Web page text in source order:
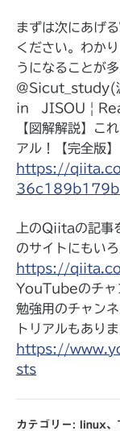
まずは次にあげ
ください。わか
うになることが多
@Sicut_study(
in JISOU |
【図解解説】こ
アル！【完全版】
https://
上のQiitaの記事
のサイトにもい
https://
YouTubeのチャ
勉強用のチャン
トリアルもありま
https://
sts
カテゴリー: linux、